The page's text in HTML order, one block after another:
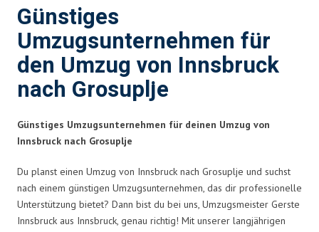
Günstiges
Umzugsunternehmen für
den Umzug von Innsbruck
nach Grosuplje
Günstiges Umzugsunternehmen für deinen Umzug von
Innsbruck nach Grosuplje
Du planst einen Umzug von Innsbruck nach Grosuplje und suchst
nach einem günstigen Umzugsunternehmen, das dir professionelle
Unterstützung bietet? Dann bist du bei uns, Umzugsmeister Gerste
Innsbruck aus Innsbruck, genau richtig! Mit unserer langjährigen